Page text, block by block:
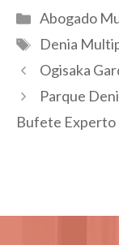
Categorías
Abogado
Etiquetas
Denia
Ogisaka
Parque
Bufete Experto